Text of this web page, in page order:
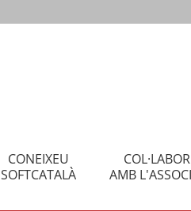
CONEIXEU
SOFTCATALÀ
AMB